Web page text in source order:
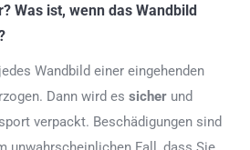
Was ist, wenn das Wandbild
Wandbild einer eingehenden
Dann wird es sicher und
verpackt. Beschädigungen sind